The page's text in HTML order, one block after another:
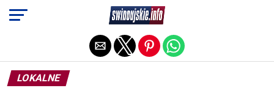
LOKALNE
Exit mobile version